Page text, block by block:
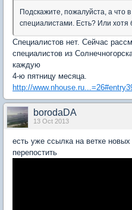
Подскажите, пожалуйста, а что
специалистами. Есть? Или хотя
Специалистов нет. Сейчас
специалистов из
каждую
4-ю пятницу месяца.
http://
borodaDA
13 Oct 2013
есть уже ссылка на ветке
перепостить